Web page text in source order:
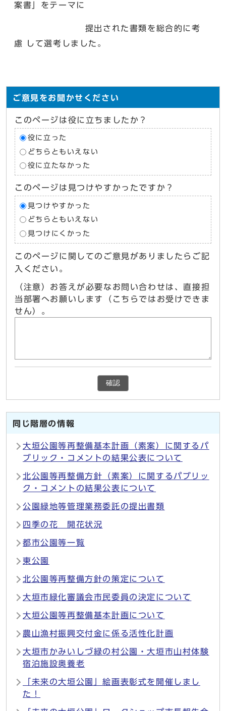
案書」をテーマに
提出された書類を総合的に考
慮 して選考しました。
ご意見をお聞かせください
このページは役に立ちましたか？
役に立った
どちらともいえない
役に立たなかった
このページは見つけやすかったですか？
見つけやすかった
どちらともいえない
見つけにくかった
このページに関してのご意見がありましたらご記
入ください。
（注意）お答えが必要なお問い合わせは、直接担
当部署へお願いします（こちらではお受けできま
せん）。
確認
同じ階層の情報
大垣公園等再整備基本計画（素案）に関するパ
ブリック・コメントの結果公表について
北公園等再整備方針（素案）に関するパブリッ
ク・コメントの結果公表について
公園緑地等管理業務委託の提出書類
四季の花 開花状況
都市公園等一覧
東公園
北公園等再整備方針の策定について
大垣市緑化審議会市民委員の決定について
大垣公園等再整備基本計画について
農山漁村振興交付金に係る活性化計画
大垣市かみいしづ緑の村公園・大垣市山村体験
宿泊施設奥養老
「未来の大垣公園」絵画表彰式を開催しまし
た！